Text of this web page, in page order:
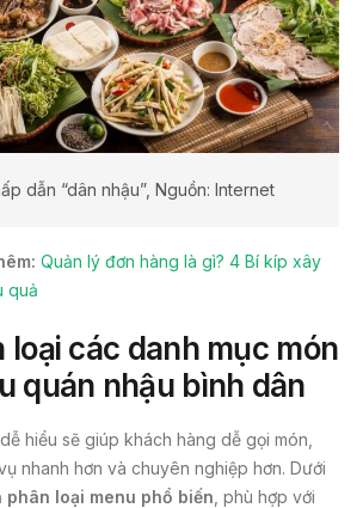
dẫn “dân nhậu”, Nguồn: Internet
Quản lý đơn hàng là gì? 4 Bí kíp xây
quả
loại các danh mục món
quán nhậu bình dân
hiểu sẽ giúp khách hàng dễ gọi món,
nhanh hơn và chuyên nghiệp hơn. Dưới
phân loại menu phổ biến , phù hợp với